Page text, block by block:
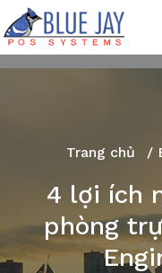
Trang chủ /
4 lợi ích
phòng